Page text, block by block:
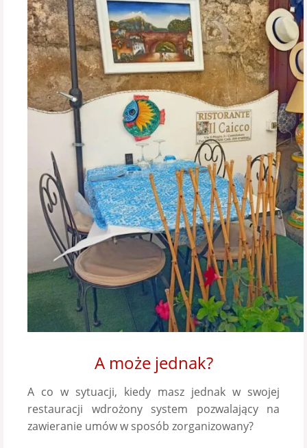
A może jednak?
A co w sytuacji, kiedy masz jednak w swojej
restauracji wdrożony system pozwalający na
zawieranie umów w sposób zorganizowany?